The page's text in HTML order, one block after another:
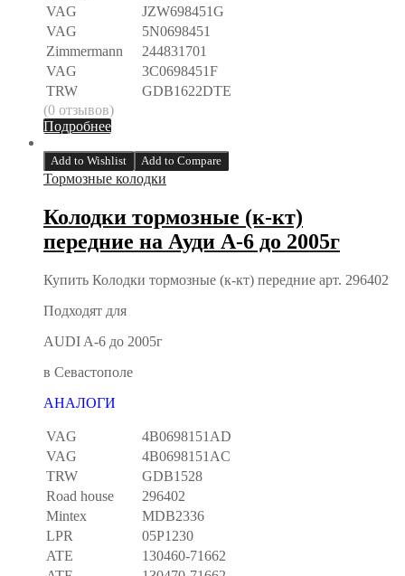
VAG
JZW698451G
VAG
5N0698451
Zimmermann
244831701
VAG
3C0698451F
TRW
GDB1622DTE
(0 отзывов)
Подробнее
Add to Wishlist Add to Compare
Тормозные колодки
Колодки тормозные (к-кт)
передние на Ауди А-6 до 2005г
Купить Колодки тормозные (к-кт) передние арт. 296402
Подходят для
AUDI A-6 до 2005г
в Севастополе
АНАЛОГИ
VAG
4B0698151AD
VAG
4B0698151AC
TRW
GDB1528
Road house
296402
Mintex
MDB2336
LPR
05P1230
ATE
130460-71662